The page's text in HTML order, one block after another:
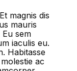
magnis dis
mauris
sem
iaculis eu.
Habitasse
ac